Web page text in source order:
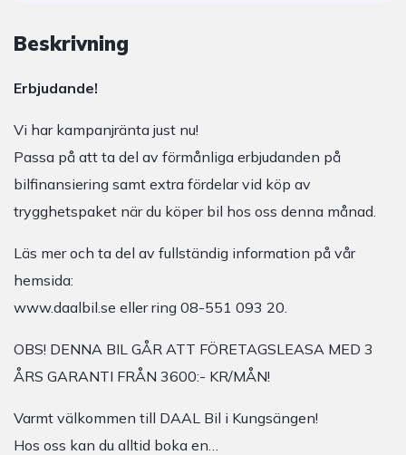
Beskrivning
Erbjudande!
Vi har kampanjränta just nu!
Passa på att ta del av förmånliga erbjudanden på
bilfinansiering samt extra fördelar vid köp av
trygghetspaket när du köper bil hos oss denna månad.
Läs mer och ta del av fullständig information på vår
hemsida:
www.daalbil.se eller ring 08-551 093 20.
OBS! DENNA BIL GÅR ATT FÖRETAGSLEASA MED 3
ÅRS GARANTI FRÅN 3600:- KR/MÅN!
Varmt välkommen till DAAL Bil i Kungsängen!
Hos oss kan du alltid boka en…